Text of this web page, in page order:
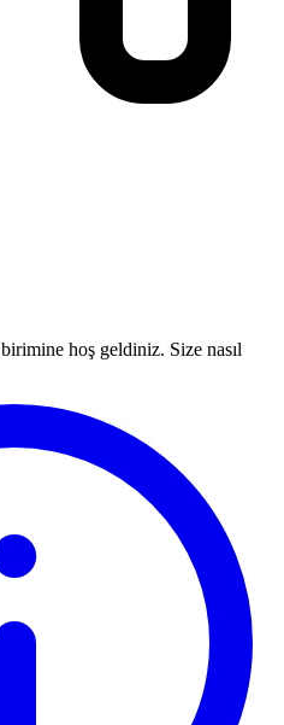
birimine hoş geldiniz. Size nasıl